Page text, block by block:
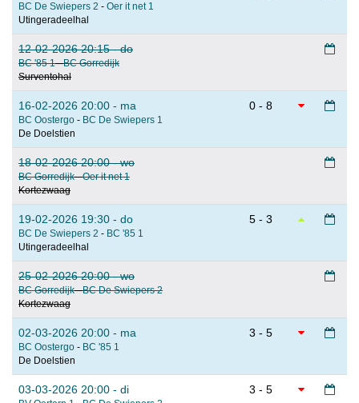
BC De Swiepers 2 - Oer it net 1
Utingeradeelhal
12-02-2026 20:15 - do
BC '85 1-BC Gorredijk
Surventohal
16-02-2026 20:00 - ma
BC Oostergo - BC De Swiepers 1
De Doelstien
0 - 8
18-02-2026 20:00 - wo
BC Gorredijk-Oer it net 1
Kortezwaag
19-02-2026 19:30 - do
BC De Swiepers 2 - BC '85 1
Utingeradeelhal
5 - 3
25-02-2026 20:00 - wo
BC Gorredijk-BC De Swiepers 2
Kortezwaag
02-03-2026 20:00 - ma
BC Oostergo - BC '85 1
De Doelstien
3 - 5
03-03-2026 20:00 - di 3 - 5